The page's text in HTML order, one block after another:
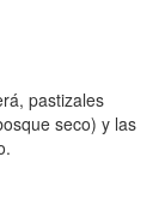
pastizales
seco) y las